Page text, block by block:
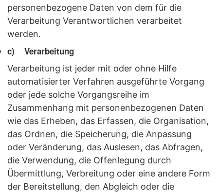
personenbezogene Daten von dem für die
Verarbeitung Verantwortlichen verarbeitet
werden.
c) Verarbeitung
Verarbeitung ist jeder mit oder ohne Hilfe
automatisierter Verfahren ausgeführte Vorgang
oder jede solche Vorgangsreihe im
Zusammenhang mit personenbezogenen Daten
wie das Erheben, das Erfassen, die Organisation,
das Ordnen, die Speicherung, die Anpassung
oder Veränderung, das Auslesen, das Abfragen,
die Verwendung, die Offenlegung durch
Übermittlung, Verbreitung oder eine andere Form
der Bereitstellung, den Abgleich oder die